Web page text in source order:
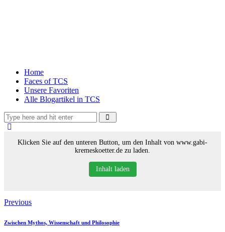
Home
Faces of TCS
Unsere Favoriten
Alle Blogartikel in TCS
Klicken Sie auf den unteren Button, um den Inhalt von www.gabi-
kremeskoetter.de zu laden.
Inhalt laden
Beitragsnavigation
Previous
Zwischen Mythos, Wissenschaft und Philosophie